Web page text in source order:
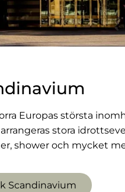
Europas största
stora
shower och mycket
Scandinavium